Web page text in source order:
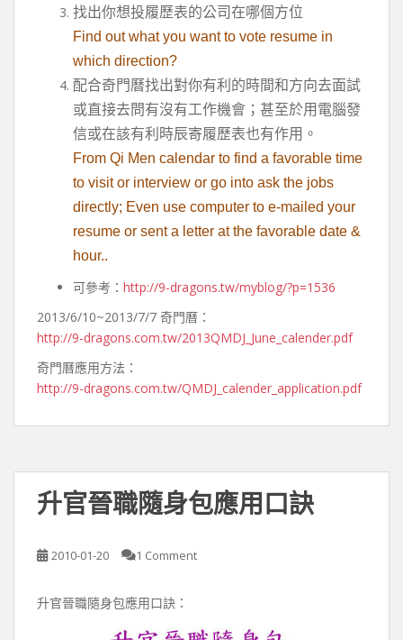
找出你想投履歷表的公司在哪個方位
Find out what you want to vote resume in
which direction?
配合奇門曆找出對你有利的時間和方向去面試
或直接去問有沒有工作機會；甚至於用電腦發
信或在該有利時辰寄履歷表也有作用。
From Qi Men calendar to find a favorable time
to visit or interview or go into ask the jobs
directly; Even use computer to e-mailed your
resume or sent a letter at the favorable date &
hour..
可參考： http://9-dragons.tw/myblog/?p=1536
2013/6/10~2013/7/7 奇門曆：
http://9-dragons.com.tw/2013QMDJ_June_calender.pdf
奇門曆應用方法：
http://9-dragons.com.tw/QMDJ_calender_application.pdf
升官晉職隨身包應用口訣
2010-01-20 1 Comment
升官晉職隨身包應用口訣：